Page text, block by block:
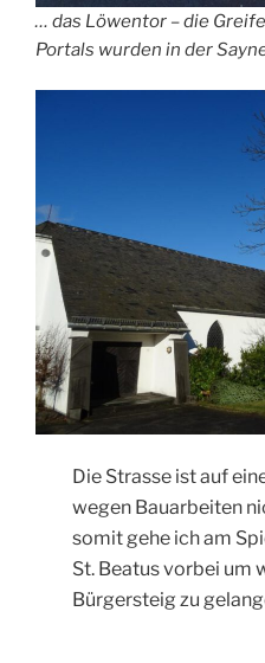
… das Löwentor – die
Portals wurden in der
Die Strasse ist auf
wegen Bauarbeiten
somit gehe ich am
St. Beatus vorbei um
Bürgersteig zu